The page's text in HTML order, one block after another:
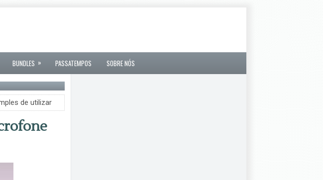
BUNDLES » PASSATEMPOS SOBRE NÓS
de utilizar